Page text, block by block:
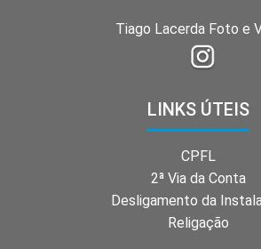
Tiago Lacerda Foto e
LINKS ÚTEIS
CPFL
2ª Via da Conta
Desligamento da
Religação